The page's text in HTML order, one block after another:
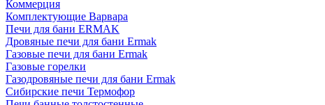
Коммерция
Комплектующие Варвара
Печи для бани ERMAK
Дровяные печи для бани Ermak
Газовые печи для бани Ermak
Газовые горелки
Газодровяные печи для бани Ermak
Сибирские печи Термофор